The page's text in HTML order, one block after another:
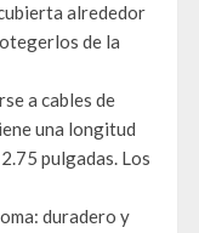
alrededor
de la
a cables de
una longitud
pulgadas. Los
duradero y